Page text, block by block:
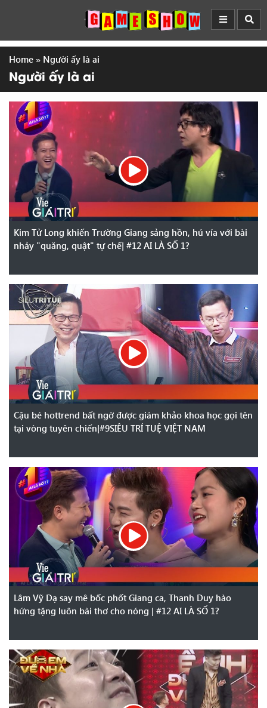
Home » Người ấy là ai
Người ấy là ai
Kim Tử Long khiến Trường Giang sảng hồn, hú vía với bài
nhảy "quăng, quật" tự chế| #12 AI LÀ SỐ 1?
Cậu bé hottrend bất ngờ được giám khảo khoa học gọi tên
tại vòng tuyên chiến|#9SIÊU TRÍ TUỆ VIỆT NAM
Lâm Vỹ Dạ say mê bốc phốt Giang ca, Thanh Duy hào
hứng tặng luôn bài thơ cho nóng | #12 AI LÀ SỐ 1?